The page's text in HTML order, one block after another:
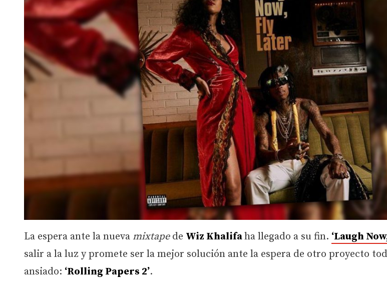
La espera ante la nueva mixtape de Wiz Khalifaha llegado a su fin. ‘Laugh
salir a la luz y promete ser la mejor solución ante la espera de otro proyecto
ansiado: ‘Rolling Papers 2’.